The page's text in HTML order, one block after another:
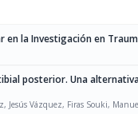
en la Investigación en
posterior. Una
Jesús Vázquez, Firas Souki,